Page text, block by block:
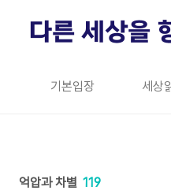
기본입장 세상
억압과 차별 119